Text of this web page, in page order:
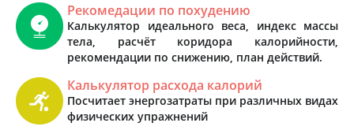
Рекомедации по похудению
Калькулятор идеального веса, индекс массы
тела, расчёт коридора калорийности,
рекомендации по снижению, план действий.
Калькулятор расхода калорий
Посчитает энергозатраты при различных видах
физических упражнений